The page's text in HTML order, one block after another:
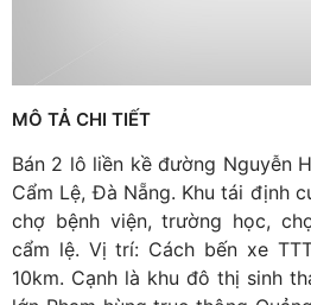
MÔ TẢ CHI TIẾT
Bán 2 lô liền kề đường Nguyễn
Cẩm Lệ, Đà Nẵng. Khu tái định
chợ bệnh viện, trường học,
cẩm lệ. Vị trí: Cách bến xe
10km. Cạnh là khu đô thị sinh